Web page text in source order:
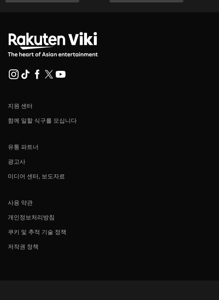
지원 센터
함께 일할 식구를 모십니다
유통 파트너
광고사
미디어 센터, 보도자료
사용 약관
개인정보처리방침
쿠키 및 추적 기술 정책
저작권 정책